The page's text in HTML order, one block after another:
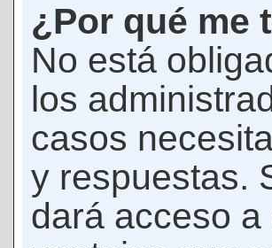
¿Por qué me
No está
los
casos
y respuestas.
dará acceso